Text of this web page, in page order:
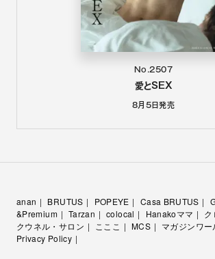
No.2507
愛とSEX
8月5日発売
anan BRUTUS POPEYE Casa BRUTUS
&Premium
Tarzan colocal Hanakoママ
ク
クウネル・サロン
こここ MCS マガジンワー
Privacy Policy